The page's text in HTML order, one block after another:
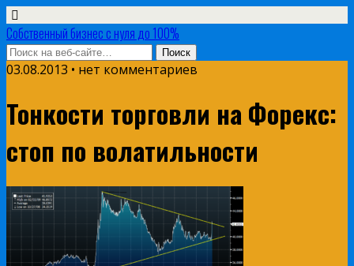
Собственный бизнес с нуля до 100%
03.08.2013 • нет комментариев
Тонкости торговли на Форекс:
стоп по волатильности